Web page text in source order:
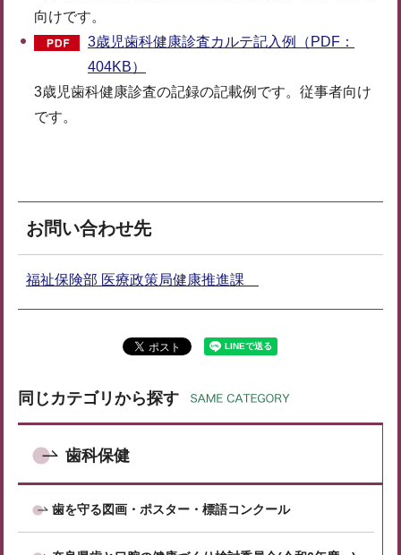
向けです。
3歳児歯科健康診査カルテ記入例（PDF：
404KB）
3歳児歯科健康診査の記録の記載例です。従事者向け
です。
お問い合わせ先
福祉保険部 医療政策局健康推進課
同じカテゴリから探す
歯科保健
歯を守る図画・ポスター・標語コンクール